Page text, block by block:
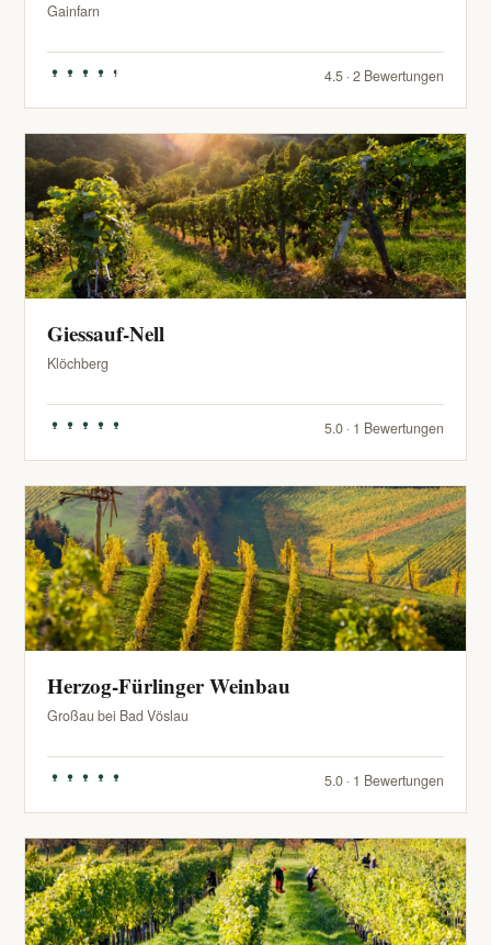
Gainfarn
4.5 · 2 Bewertungen
Giessauf-Nell
Klöchberg
5.0 · 1 Bewertungen
Herzog-Fürlinger Weinbau
Großau bei Bad Vöslau
5.0 · 1 Bewertungen